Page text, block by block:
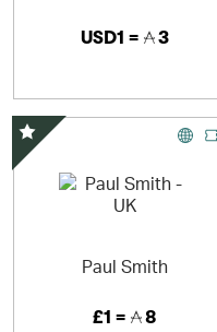
USD1 = 3
Paul Smith
£1 = 8
精选优惠